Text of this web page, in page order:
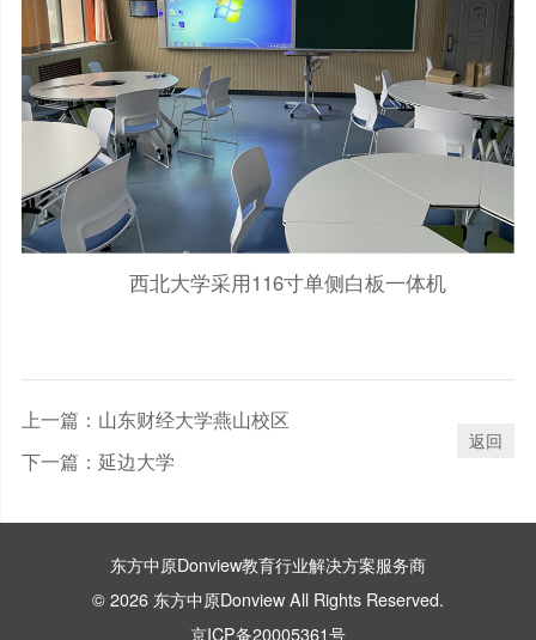
西北大学采用116寸单侧白板一体机
上一篇： 山东财经大学燕山校区
下一篇： 延边大学
返回
东方中原Donview教育行业解决方案服务商
© 2026 东方中原Donview All Rights Reserved.
京ICP备20005361号